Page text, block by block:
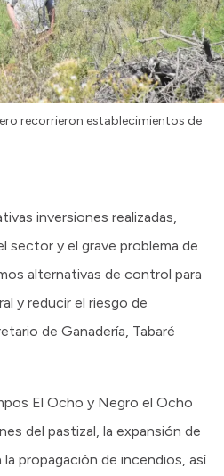
recorrieron establecimientos de
inversiones realizadas,
sector y el grave problema de
alternativas de control para
y reducir el riesgo de
de Ganadería, Tabaré
El Ocho y Negro el Ocho
del pastizal, la expansión de
propagación de incendios, así